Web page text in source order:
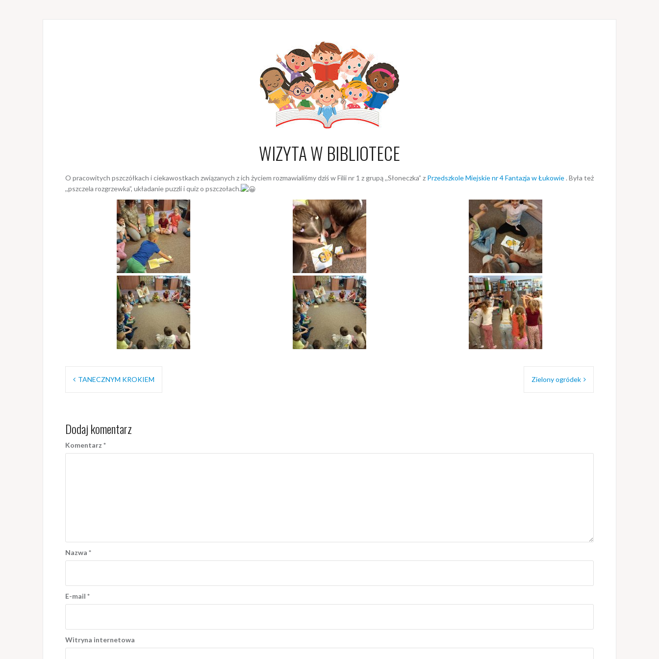
WIZYTA W BIBLIOTECE
O pracowitych pszczółkach i ciekawostkach związanych z ich życiem rozmawialiśmy dziś w Filii nr 1 z grupą ,,Słoneczka” z Przedszkole Miejskie nr 4 Fantazja w Łukowie. Była też
,,pszczela rozgrzewka”, układanie puzzli i quiz o pszczołach.
Nawigacja
TANECZNYM KROKIEM Zielony ogródek
Dodaj komentarz
Komentarz *
Nazwa *
E-mail *
Witryna internetowa